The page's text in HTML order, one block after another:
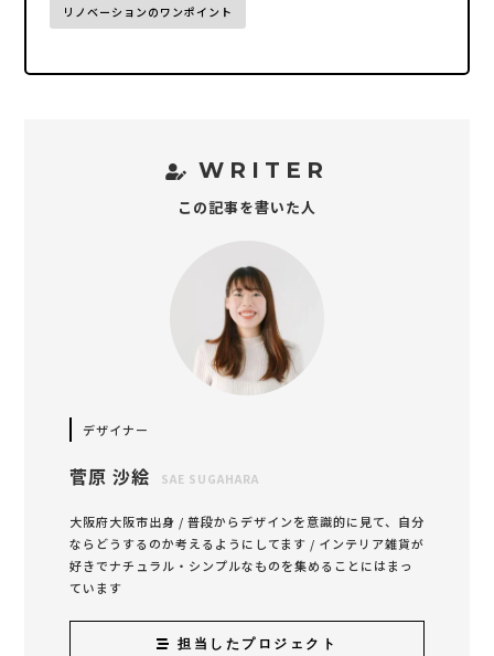
リノベーションのワンポイント
WRITER
この記事を書いた人
デザイナー
菅原 沙絵 SAE SUGAHARA
大阪府大阪市出身 / 普段からデザインを意識的に見て、自分
ならどうするのか考えるようにしてます / インテリア雑貨が
好きでナチュラル・シンプルなものを集めることにはまっ
ています
担当したプロジェクト